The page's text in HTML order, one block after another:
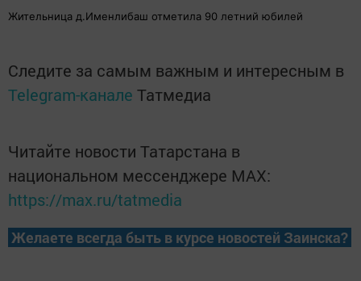
Жительница д.Именлибаш отметила 90 летний юбилей
Следите за самым важным и интересным в
Telegram-канале Татмедиа
Читайте новости Татарстана в
национальном мессенджере MАХ:
https://max.ru/tatmedia
Желаете всегда быть в курсе новостей Заинска?